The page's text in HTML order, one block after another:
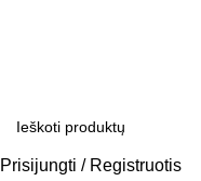
Prisijungti / Registruotis